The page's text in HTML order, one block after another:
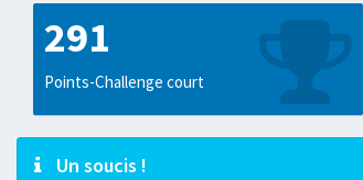
291
Points-Challenge court
Un soucis !